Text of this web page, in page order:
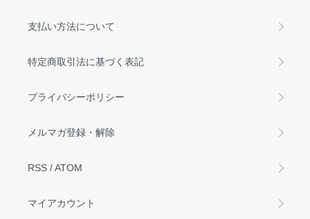
支払い方法について
特定商取引法に基づく表記
プライバシーポリシー
メルマガ登録・解除
RSS /ATOM
マイアカウント